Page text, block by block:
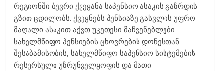
რეგიონში ბევრი ქვეყანა საპენსიო ასაკის გაზრდის
გზით ცდილობს. ქვეყნებს პენსიაზე გასვლის უფრო
მაღალი ასაკით აქვთ უკეთესი მაჩვენებლები
სახელმწიფო პენსიების ცხოვრების დონესთან
შესაბამისობის, სახელმწიფო საპენსიო სისტემების
რესურსული უზრუნველყოფის და მათი